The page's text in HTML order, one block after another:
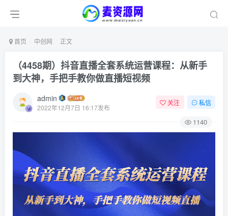
首页 中创网 正文
（4458期）抖音直播全套系统运营课程：从新手
到大神，手把手教你做直播短视频
admin
2022年12月7日 16:17发布
关注 私信
1140